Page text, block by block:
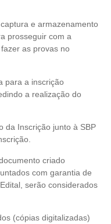
e armazenamento
prosseguir com a
as provas no
para a inscrição
a realização do
da Inscrição junto à SBP
criado
com garantia de
serão considerados
(cópias digitalizadas)